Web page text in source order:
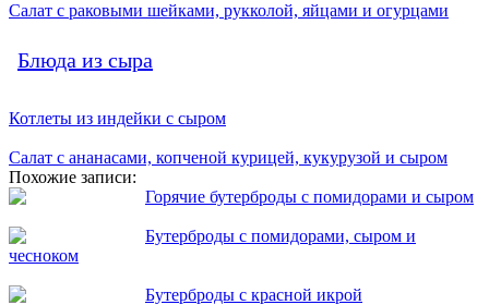
Салат с раковыми шейками, рукколой, яйцами и огурцами
Блюда из сыра
Котлеты из индейки с сыром
Салат с ананасами, копченой курицей, кукурузой и сыром
Похожие записи:
Горячие бутерброды с помидорами и сыром
Бутерброды с помидорами, сыром и
чесноком
Бутерброды с красной икрой